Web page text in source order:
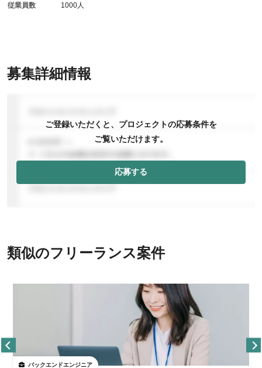
募集詳細情報
ご登録いただくと、プロジェクトの応募条件を
ご覧いただけます。
応募する
従業員数 1000人
類似のフリーランス案件
バックエンドエンジニア